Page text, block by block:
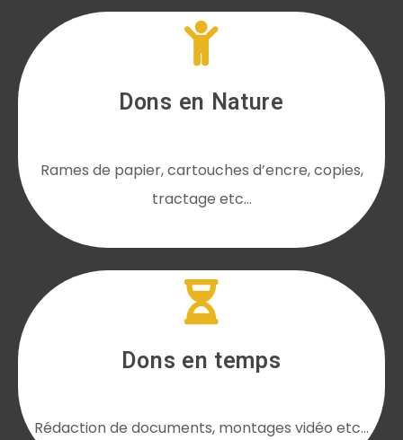
Dons en Nature
Rames de papier, cartouches d’encre, copies,
tractage etc…
Dons en temps
Rédaction de documents, montages vidéo etc…